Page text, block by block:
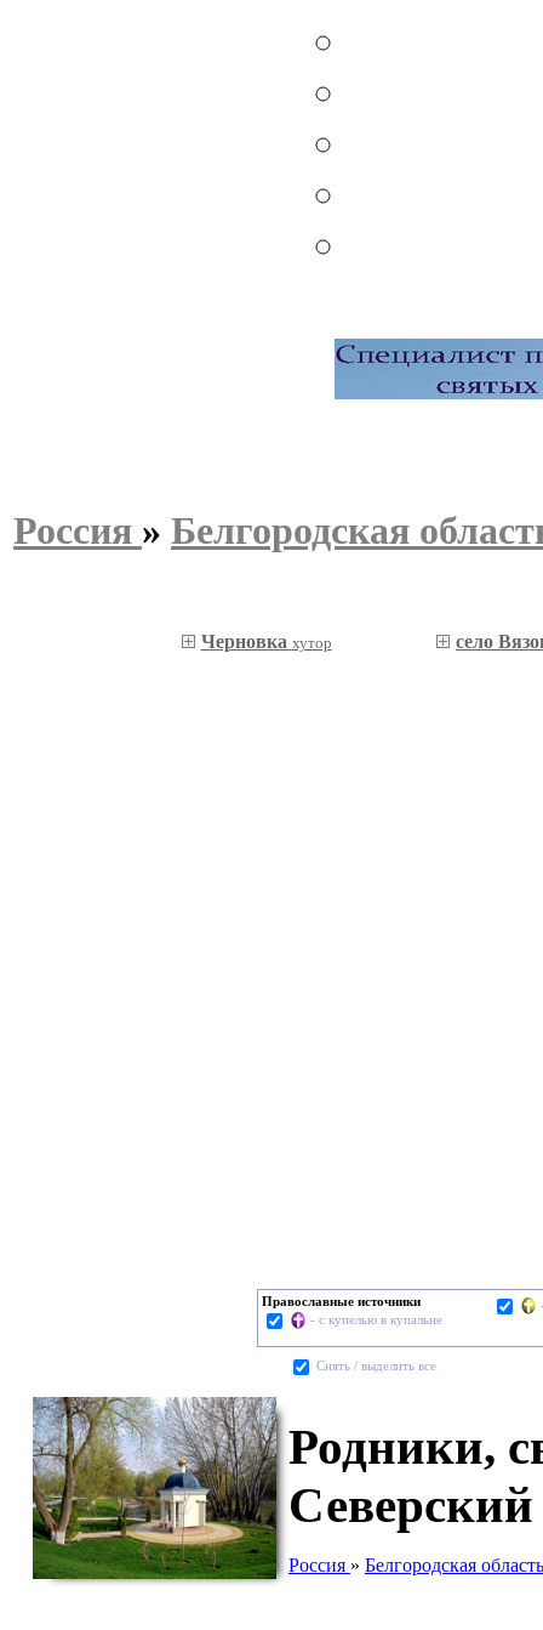
Россия » Белгородская
Черновка хутор село
Православные источники
- с купелью в купальне
Cнять / выделить все
Родники,
Россия » Белгородская область